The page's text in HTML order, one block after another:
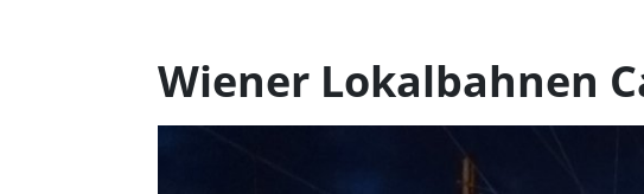
Wiener Lokalbahnen